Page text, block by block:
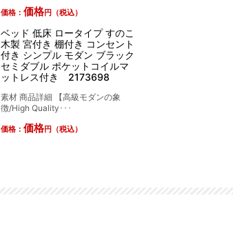
価格： 価格円（税込）
ベッド 低床 ロータイプ すのこ
木製 宮付き 棚付き コンセント
付き シンプル モダン ブラック
セミダブル ポケットコイルマ
ットレス付き 2173698
素材 商品詳細 【高級モダンの象
徴/High Quality･･･
価格： 価格円（税込）